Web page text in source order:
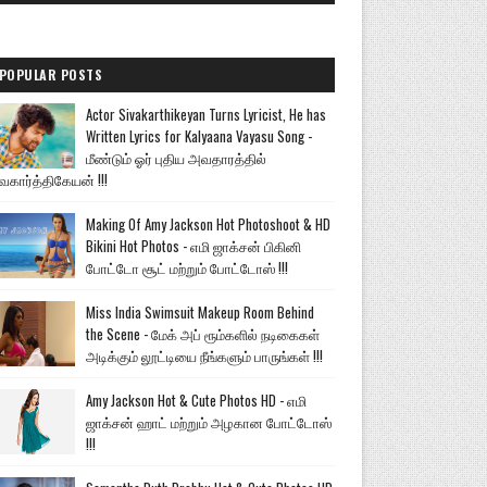
POSTS
Actor Sivakarthikeyan Turns Lyricist, He has
Written Lyrics for Kalyaana Vayasu Song -
மீண்டும் ஓர் புதிய அவதாரத்தில்
!!!
Making Of Amy Jackson Hot Photoshoot & HD
Bikini Hot Photos - எமி ஜாக்சன் பிகினி
போட்டோ சூட் மற்றும் போட்டோஸ் !!!
Miss India Swimsuit Makeup Room Behind
the Scene - மேக் அப் ரூம்களில் நடிகைகள்
அடிக்கும் லூட்டியை நீங்களும் பாருங்கள் !!!
Amy Jackson Hot & Cute Photos HD - எமி
ஜாக்சன் ஹாட் மற்றும் அழகான போட்டோஸ்
!!!